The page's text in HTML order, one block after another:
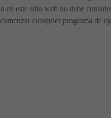
este sitio web no debe
cualquier programa de
de Leo? ♌
Divertidas que Fomentan el